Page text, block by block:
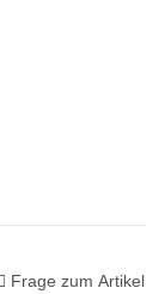
Frage zum Artikel